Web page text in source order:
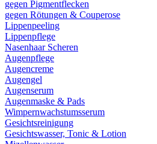
gegen Pigmentflecken
gegen Rötungen & Couperose
Lippenpeeling
Lippenpflege
Nasenhaar Scheren
Augenpflege
Augencreme
Augengel
Augenserum
Augenmaske & Pads
Wimpernwachstumsserum
Gesichtsreinigung
Gesichtswasser, Tonic & Lotion